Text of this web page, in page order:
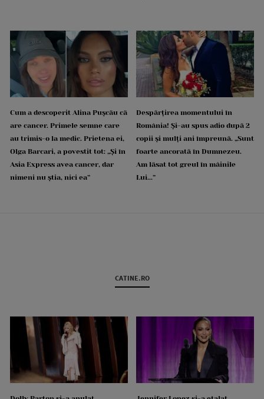
Cum a descoperit Alina Pușcău că
are cancer. Primele semne care
au trimis-o la medic. Prietena ei,
Olga Barcari, a povestit tot: „Și în
Asia Express avea cancer, dar
nimeni nu știa, nici ea”
Despărțirea momentului în
România! Și-au spus adio după 2
copii și mulți ani împreună. „Sunt
foarte ancorată în Dumnezeu.
Am lăsat tot greul în mâinile
Lui...”
CATINE.RO